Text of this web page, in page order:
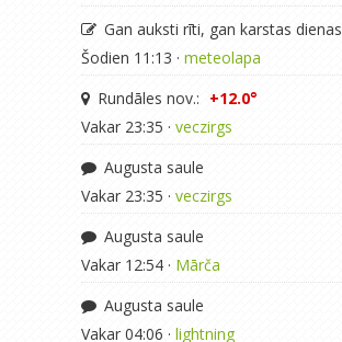
Gan auksti rīti, gan karstas dienas
Šodien 11:13 · meteolapa
Rundāles nov.: +12.0°
Vakar 23:35 · veczirgs
Augusta saule
Vakar 23:35 · veczirgs
Augusta saule
Vakar 12:54 · Mārča
Augusta saule
Vakar 04:06 · lightning